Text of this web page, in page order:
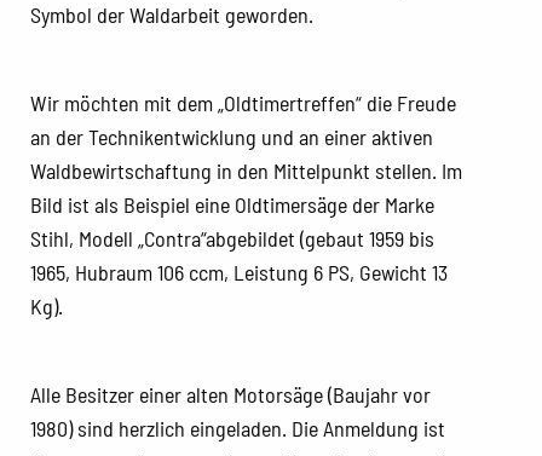
Symbol der Waldarbeit geworden.
Wir möchten mit dem „Oldtimertreffen“ die Freude
an der Technikentwicklung und an einer aktiven
Waldbewirtschaftung in den Mittelpunkt stellen. Im
Bild ist als Beispiel eine Oldtimersäge der Marke
Stihl, Modell „Contra“abgebildet (gebaut 1959 bis
1965, Hubraum 106 ccm, Leistung 6 PS, Gewicht 13
Kg).
Alle Besitzer einer alten Motorsäge (Baujahr vor
1980) sind herzlich eingeladen. Die Anmeldung ist